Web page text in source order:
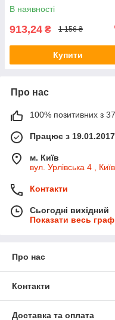
В наявності
913,24 ₴ 1 156 ₴
Купити
Про нас
100% позитивних з
Працює з 19.01.2017
м. Київ
вул. Урлівська 4 ,
Контакти
Сьогодні вихідний
Показати весь
Про нас
Контакти
Доставка та оплата